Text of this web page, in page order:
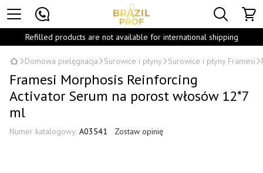
Refilled products are not available for international shipping
Domowa pielęgnacja Surowice i płyny Surowice i płyny Framesi
Framesi Morphosis Reinforcing
Activator Serum na porost włosów 12*7
ml
Numer katalogowy: A03541 Zostaw opinię